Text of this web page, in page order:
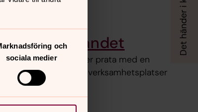
och
sociala medier
Kyrkvägen 9
kyrkan i utlandet
hitta gemenskap eller prata med en
församlingar och verksamhetsplatser